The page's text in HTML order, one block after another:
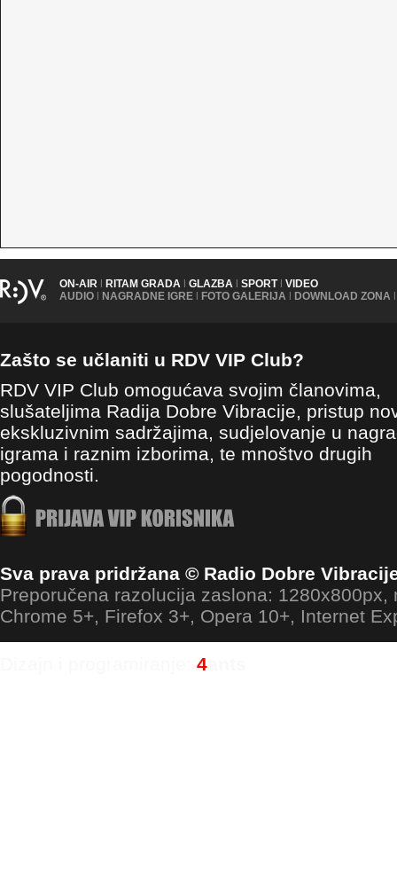
ON-AIR | RITAM GRADA | GLAZBA | SPORT | VIDEO
AUDIO | NAGRADNE IGRE | FOTO GALERIJA | DOWNLOAD ZONA |
Zašto se učlaniti u RDV VIP Club?
RDV VIP Club omogućava svojim članovima,
slušateljima Radija Dobre Vibracije, pristup
ekskluzivnim sadržajima, sudjelovanje u
igrama i raznim izborima, te mnoštvo drugih
pogodnosti.
Sva prava pridržana © Radio Dobre
Preporučena razolucija zaslona: 1280x800px,
Chrome 5+, Firefox 3+, Opera 10+, Internet
4